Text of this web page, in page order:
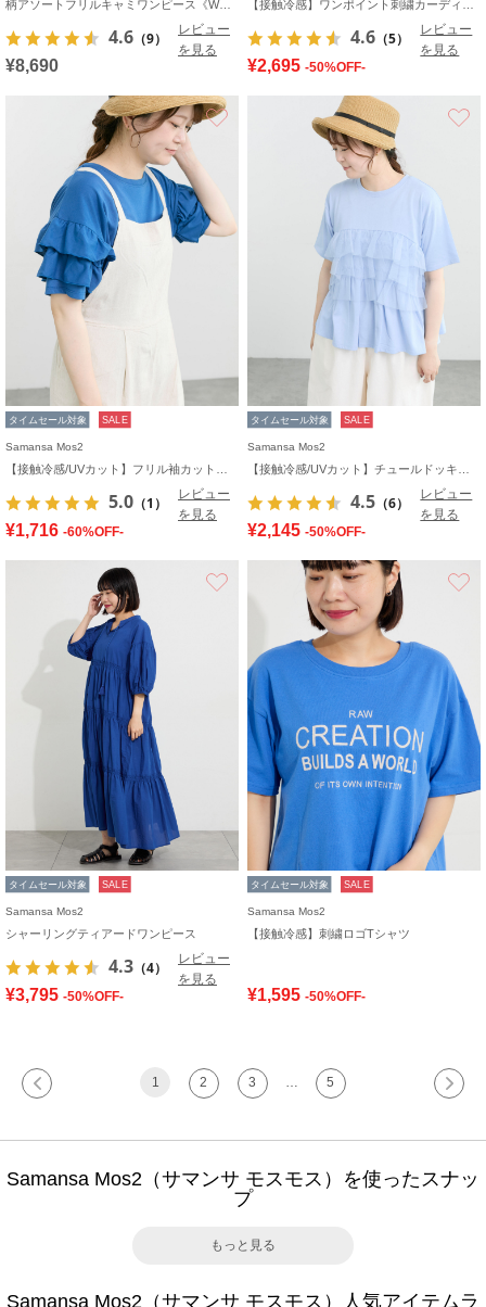
柄アソートフリルキャミワンピース《WEB限定カラーあり》
4.6 （9）
レビュー
を見る
¥8,690
4.6 （5）
レビュー
を見る
¥2,695 -50%OFF-
タイムセール対象 SALE
Samansa Mos2
5.0 （1）
レビュー
を見る
¥1,716 -60%OFF-
タイムセール対象 SALE
Samansa Mos2
4.5 （6）
レビュー
を見る
¥2,145 -50%OFF-
お気に入り
タイムセール対象 SALE
Samansa Mos2
シャーリングティアードワンピース
4.3 （4）
レビュー
を見る
¥3,795 -50%OFF-
タイムセール対象 SALE
Samansa Mos2
【接触冷感】刺繍ロゴTシャツ
¥1,595 -50%OFF-
1 2 3 5
Samansa Mos2（サマンサ モスモス）を使ったスナッ
プ
もっと見る
Samansa Mos2（サマンサ モスモス）人気アイテムラ